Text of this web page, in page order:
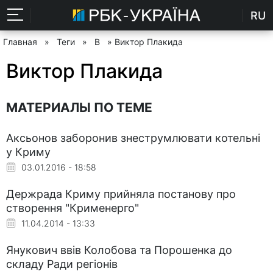
RU
Главная » Теги » В » Виктор Плакида
Виктор Плакида
МАТЕРИАЛЫ ПО ТЕМЕ
Аксьонов заборонив знеструмлювати котельні
у Криму
03.01.2016 - 18:58
Держрада Криму прийняла постанову про
створення "Крименерго"
11.04.2014 - 13:33
Янукович ввів Колобова та Порошенка до
складу Ради регіонів